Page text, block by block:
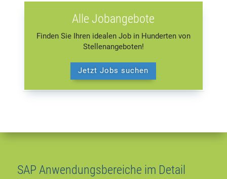
Alle Jobangebote
Finden Sie Ihren idealen Job in Hunderten von
Stellenangeboten!
Jetzt Jobs suchen
SAP Anwendungsbereiche im Detail